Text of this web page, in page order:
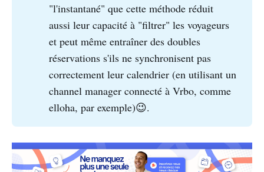
"l'instantané" que cette méthode réduit
aussi leur capacité à "filtrer" les voyageurs
et peut même entraîner des doubles
réservations s'ils ne synchronisent pas
correctement leur calendrier (en utilisant un
channel manager connecté à Vrbo, comme
elloha, par exemple)😉.